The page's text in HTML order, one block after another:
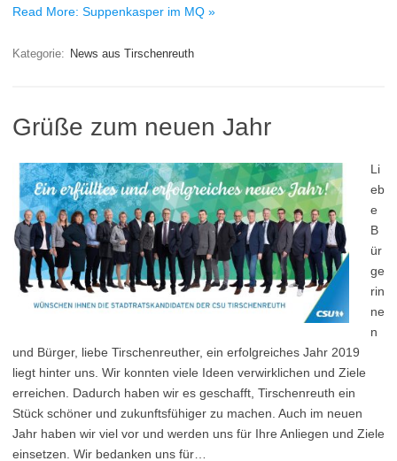
Read More: Suppenkasper im MQ »
Kategorie: News aus Tirschenreuth
Grüße zum neuen Jahr
Li
eb
e
B
ür
ge
rin
ne
n
und Bürger, liebe Tirschenreuther, ein erfolgreiches Jahr 2019
liegt hinter uns. Wir konnten viele Ideen verwirklichen und Ziele
erreichen. Dadurch haben wir es geschafft, Tirschenreuth ein
Stück schöner und zukunftsfühiger zu machen. Auch im neuen
Jahr haben wir viel vor und werden uns für Ihre Anliegen und Ziele
einsetzen. Wir bedanken uns für…